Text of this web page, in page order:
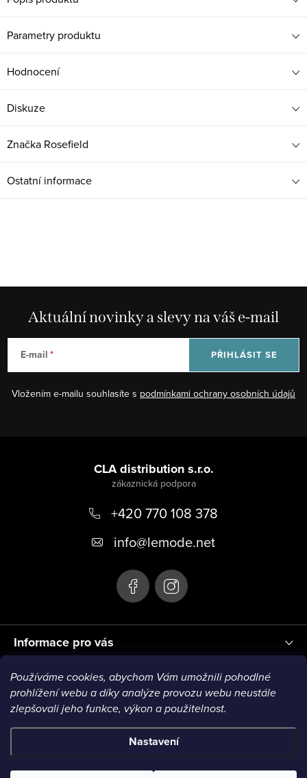
Používáme cookies, abychom Vám umožnili pohodlné
prohlížení webu a díky analýze provozu webu neustále
zlepšovali jeho funkce, výkon a použitelnost.
Nastavení
Parametry produktu
Hodnocení
Diskuze
Značka Rosefield
Ostatní informace
Aktuální novinky a slevy na váš e-mail
E-mail
Vložením e-mailu souhlasíte s podmínkami ochrany osobních údajů
PŘIHLÁSIT SE
Informace pro vás
CLA distribution s.r.o.
+420 770 108 378
info@lemode.net
Blog
Copyright 2026Le Mode. Všechna práva vyhrazena.